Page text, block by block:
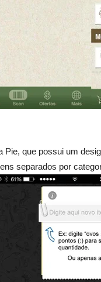
Pie, que possui um
separados por